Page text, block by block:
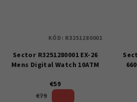
Sector R3251280001 EX-26
Mens Digital Watch 10ATM
€59
€79
KÓD: R3251280001